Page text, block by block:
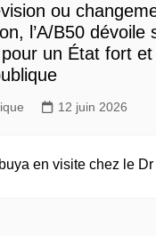
ou
l’A/B50 dévoile
un État fort
12 juin 2026